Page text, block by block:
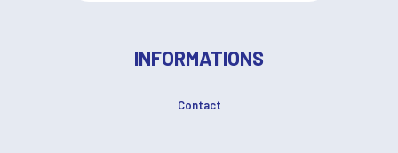
INFORMATIONS
Contact